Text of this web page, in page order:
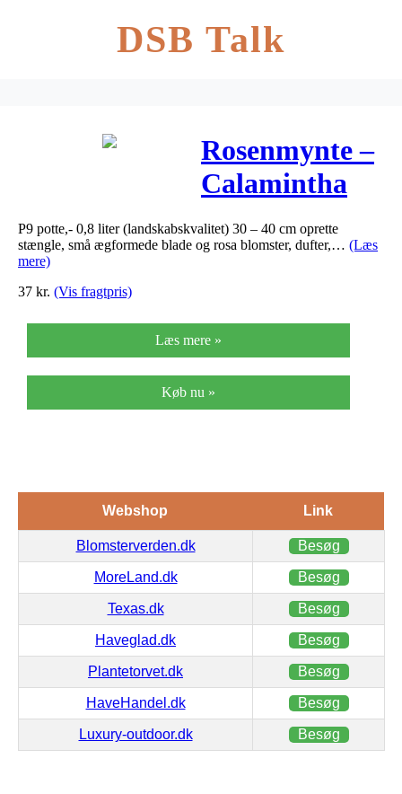
DSB Talk
Rosenmynte –
Calamintha
grandiflora
P9 potte,- 0,8 liter (landskabskvalitet) 30 – 40 cm oprette
stængle, små ægformede blade og rosa blomster, dufter,… (Læs
mere)
37 kr. (Vis fragtpris)
Læs mere »
Køb nu »
Webshop Link
Blomsterverden.dk Besøg
MoreLand.dk Besøg
Texas.dk Besøg
Haveglad.dk Besøg
Plantetorvet.dk Besøg
HaveHandel.dk Besøg
Luxury-outdoor.dk Besøg